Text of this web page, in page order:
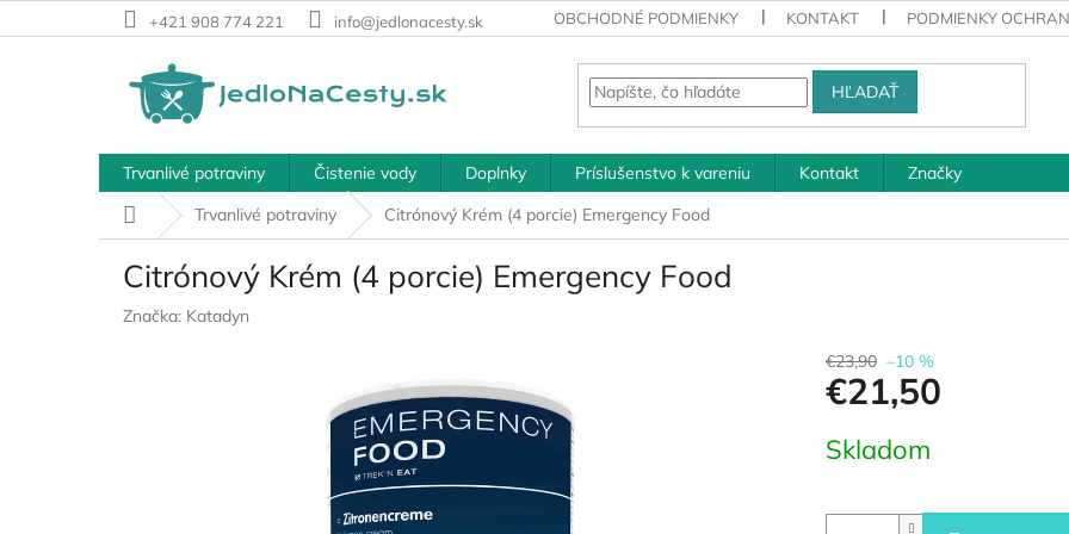
na
+421 908 774 221 info@jedlonacesty.sk OBCHODNÉ PODMIENKY KONTAKT PODMIENKY
HĽADAŤ
Trvanlivé potraviny Čistenie vody Doplnky Príslušenstvo k vareniu Kontakt
Značky
DomovTrvanlivé potraviny Citrónový Krém (4 porcie) Emergency Food
Citrónový Krém (4 porcie) Emergency Food
Značka: Katadyn
€23,90 –10 %
€21,50
cena:
Skladom